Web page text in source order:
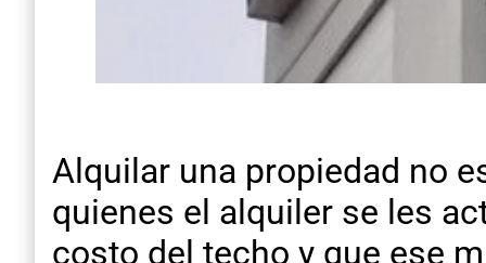
Alquilar una propiedad no
quienes el alquiler se les
costo del techo y que ese